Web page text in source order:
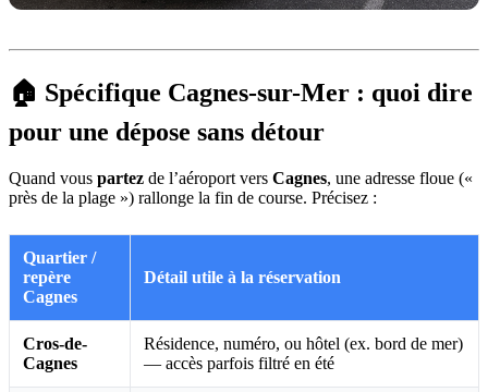
🏠 Spécifique Cagnes-sur-Mer : quoi dire
pour une dépose sans détour
Quand vous partez de l’aéroport vers Cagnes, une adresse floue («
près de la plage ») rallonge la fin de course. Précisez :
Quartier /
repère
Cagnes
Détail utile à la réservation
Cros-de-
Cagnes
Résidence, numéro, ou hôtel (ex. bord de mer)
— accès parfois filtré en été